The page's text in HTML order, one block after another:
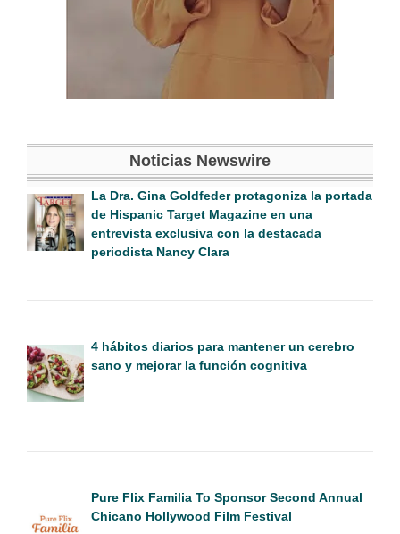
Noticias Newswire
La Dra. Gina Goldfeder protagoniza la portada
de Hispanic Target Magazine en una
entrevista exclusiva con la destacada
periodista Nancy Clara
4 hábitos diarios para mantener un cerebro
sano y mejorar la función cognitiva
Pure Flix Familia To Sponsor Second Annual
Chicano Hollywood Film Festival